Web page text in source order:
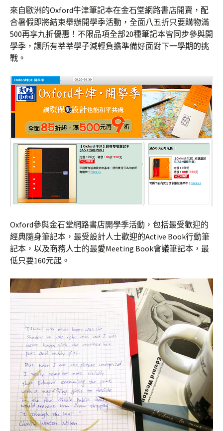
來自歐洲的Oxford牛津筆記本在金石堂網路書店開賣，配
合暑假即將結束舉辦開學季活動，全面八五折只要購物滿
500再享九折優惠！不限品項全部20種筆記本皆同步參與開
學季，讓所有莘莘學子減輕負擔準備好面對下一學期的挑
戰。
Oxford參與金石堂網路書店開學季活動，包括最受歡迎的
經典隨身筆記本，最受設計人士歡迎的Active Book行動筆
記本，以及商務人士的最愛Meeting Book會議筆記本，最
低只要160元起。